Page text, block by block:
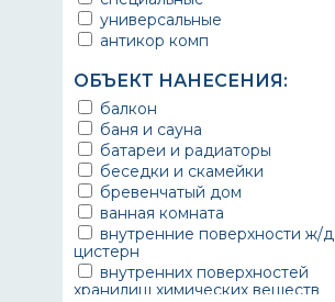
защитное покрытие
универсальные
антикор комп
ОБЪЕКТ НАНЕСЕНИЯ:
балкон
баня и сауна
батареи и радиаторы
беседки и скамейки
бревенчатый дом
ванная комната
внутренние поверхности ж/д
цистерн
внутренних поверхностей
хранилищ химических веществ